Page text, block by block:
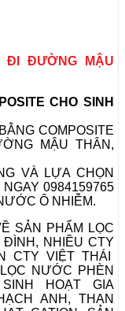
ĐI ĐƯỜNG MẬU
CHO SINH
COMPOSITE
MẬU THÂN,
VÀ LỰA CHỌN
0984159765
Ô NHIỄM.
SẢN PHẨM LỌC
NHIỀU CTY
CTY VIỆT THÁI
NƯỚC PHÈN
HOẠT GIA
ANH, THAN